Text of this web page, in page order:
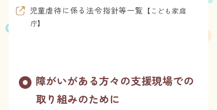
児童虐待に係る法令指針等一覧 【こども家庭
庁】
障がいがある方々の支援現場での
取り組みのために